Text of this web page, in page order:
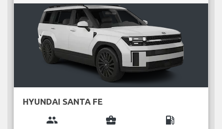
HYUNDAI SANTA FE
group business_center local_gas_station